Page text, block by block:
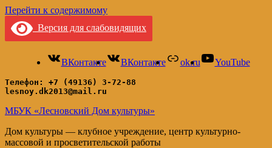
Перейти к содержимому
Версия для слабовидящих
ВКонтакте ВКонтакте ok.ru YouTube
Телефон: +7 (49136) 3-72-88
lesnoy.dk2013@mail.ru
МБУК «Лесновский Дом культуры»
Дом культуры — клубное учреждение, центр культурно-
массовой и просветительской работы